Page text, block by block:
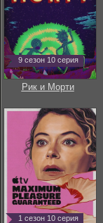
9 сезон 10 серия
Рик и Морти
1 сезон 10 серия